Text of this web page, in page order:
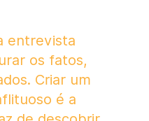
entrevista
os fatos,
Criar um
é a